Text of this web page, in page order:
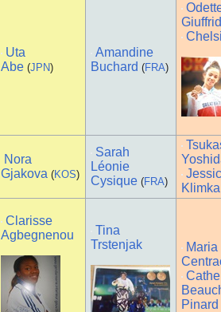
Uta
Abe (JPN)
Amandine
Buchard (FRA)
Nora
Gjakova (KOS)
Sarah
Léonie
Cysique (FRA)
Clarisse
Agbegnenou
Tina
Trstenjak
Maria
Pinard